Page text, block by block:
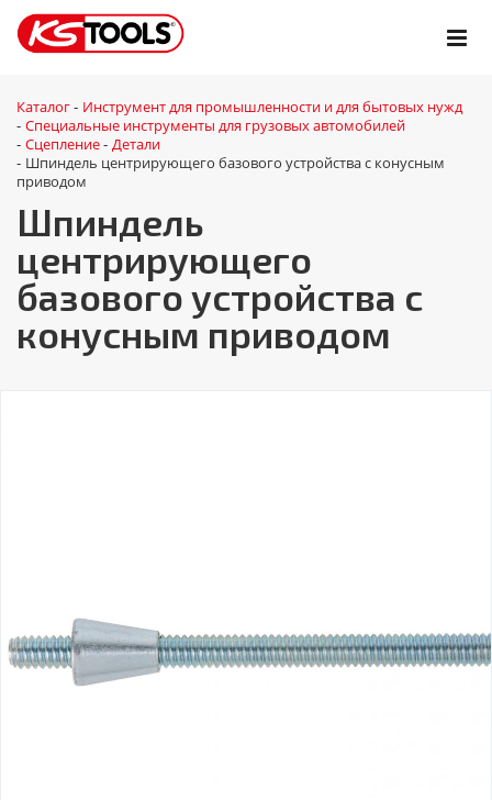
Каталог - Инструмент для промышленности и для бытовых нужд
- Специальные инструменты для грузовых автомобилей
- Сцепление - Детали
- Шпиндель центрирующего базового устройства с конусным
приводом
Шпиндель
центрирующего
базового устройства с
конусным приводом